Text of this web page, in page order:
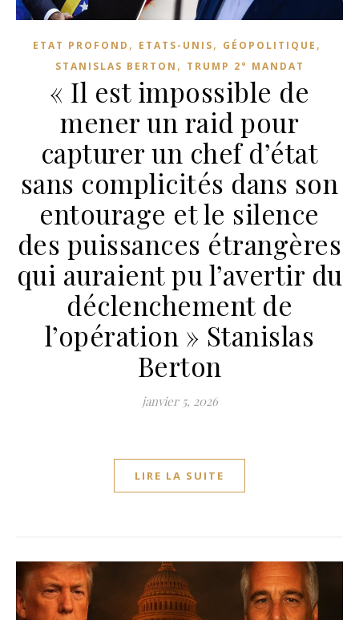
ETAT PROFOND , ETATS-UNIS, GÉOPOLITIQUE ,
STANISLAS BERTON , TRUMP 2° MANDAT
« Il est impossible de
mener un raid pour
capturer un chef d’état
sans complicités dans son
entourage et le silence
des puissances étrangères
qui auraient pu l’avertir du
déclenchement de
l’opération » Stanislas
Berton
janvier 5, 2026
LIRE LA SUITE